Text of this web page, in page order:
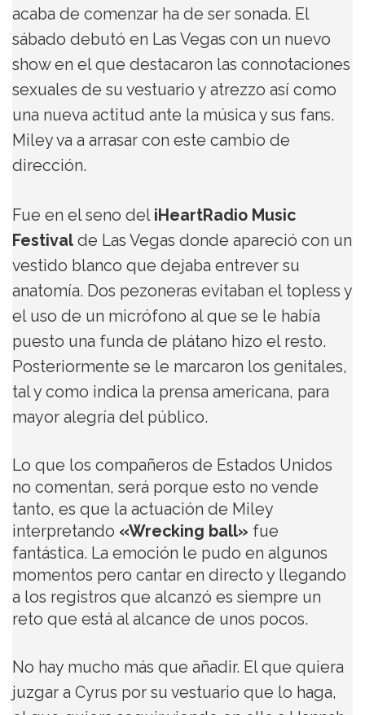
acaba de comenzar ha de ser sonada. El
sábado debutó en Las Vegas con un nuevo
show en el que destacaron las connotaciones
sexuales de su vestuario y atrezzo así como
una nueva actitud ante la música y sus fans.
Miley va a arrasar con este cambio de
dirección.
Fue en el seno del iHeartRadio Music
Festival de Las Vegas donde apareció con un
vestido blanco que dejaba entrever su
anatomía. Dos pezoneras evitaban el topless y
el uso de un micrófono al que se le había
puesto una funda de plátano hizo el resto.
Posteriormente se le marcaron los genitales,
tal y como indica la prensa americana, para
mayor alegría del público.
Lo que los compañeros de Estados Unidos
no comentan, será porque esto no vende
tanto, es que la actuación de Miley
interpretando «Wrecking ball» fue
fantástica. La emoción le pudo en algunos
momentos pero cantar en directo y llegando
a los registros que alcanzó es siempre un
reto que está al alcance de unos pocos.
No hay mucho más que añadir. El que quiera
juzgar a Cyrus por su vestuario que lo haga,